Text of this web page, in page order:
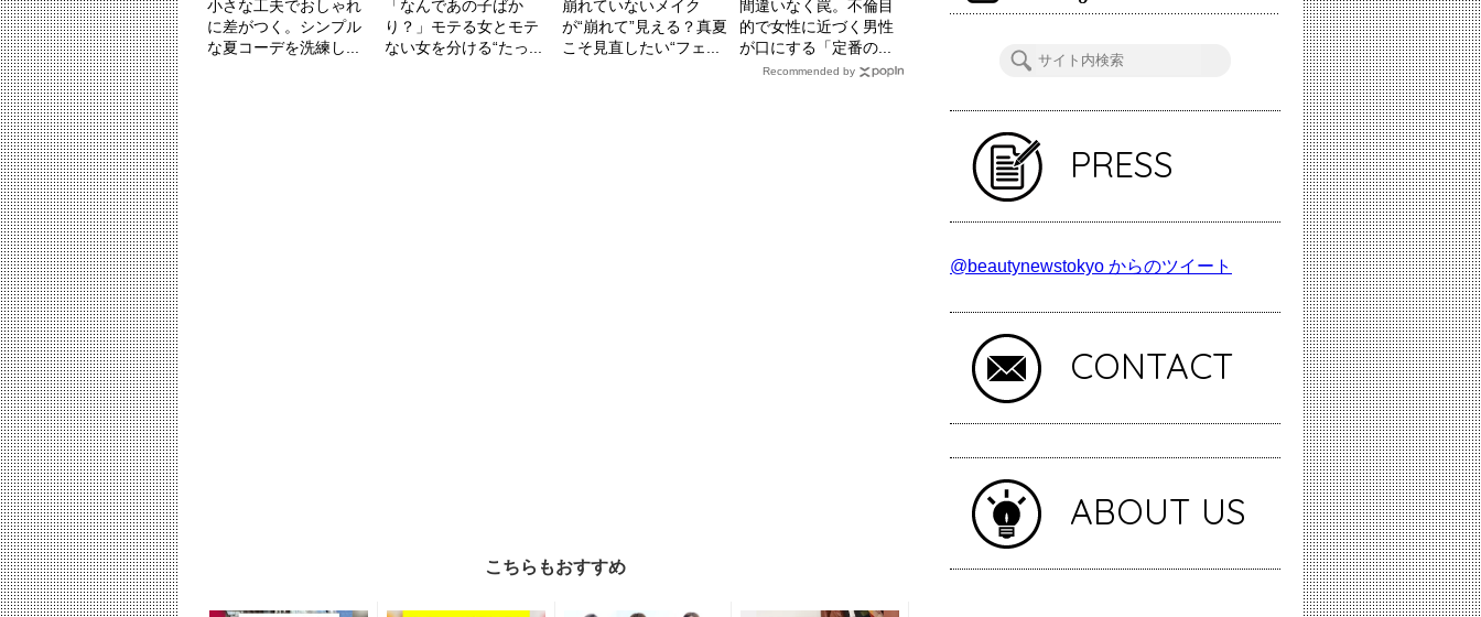
小さな工夫でおしゃれ
に差がつく。シンプル
な夏コーデを洗練し...
「なんであの子ばか
り？」モテる女とモテ
ない女を分ける“たっ...
崩れていないメイク
が“崩れて”見える？真夏
こそ見直したい“フェ...
間違いなく罠。不倫目
的で女性に近づく男性
が口にする「定番の...
Recommended by
こちらもおすすめ
PRESS
@beautynewstokyo からのツイート
CONTACT
ABOUT US